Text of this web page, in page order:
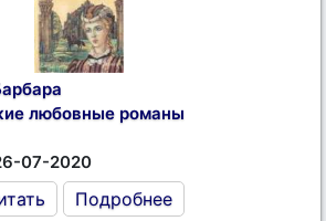
любовные романы
07-2020
Подробнее